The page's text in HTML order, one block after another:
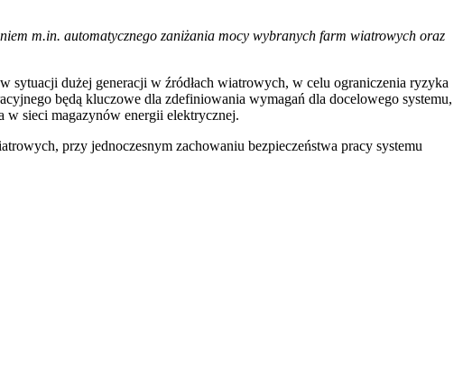
m.in. automatycznego zaniżania mocy wybranych farm wiatrowych oraz
sytuacji dużej generacji w źródłach wiatrowych, w celu ograniczenia ryzyka
będą kluczowe dla zdefiniowania wymagań dla docelowego systemu,
w sieci magazynów energii elektrycznej.
przy jednoczesnym zachowaniu bezpieczeństwa pracy systemu